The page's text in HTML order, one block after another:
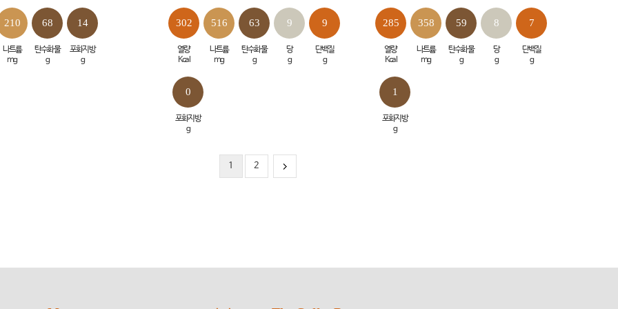
210
나트륨
mg
68
탄수화물
g
14
포화지방
g
302
열량
Kcal
516
나트륨
mg
63
탄수화물
g
9
당
g
9
단백질
g
0
포화지방
g
285
열량
Kcal
358
나트륨
mg
59
탄수화물
g
8
당
g
7
단백질
g
1
포화지방
g
1 2